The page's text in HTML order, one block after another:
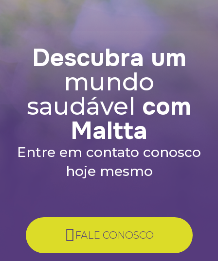
Descubra um
mundo
saudável com
Maltta
Entre em contato conosco
hoje mesmo
FALE CONOSCO